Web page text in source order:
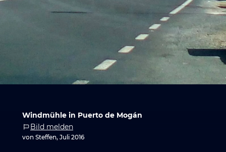
Windmühle in Puerto de Mogán
Bild melden
von Steffen, Juli 2016